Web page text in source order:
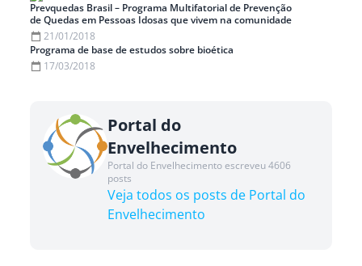
Prevquedas Brasil – Programa Multifatorial de Prevenção
de Quedas em Pessoas Idosas que vivem na comunidade
21/01/2018
Programa de base de estudos sobre bioética
17/03/2018
Portal do
Envelhecimento
Portal do Envelhecimento escreveu 4606
posts
Veja todos os posts de Portal do
Envelhecimento